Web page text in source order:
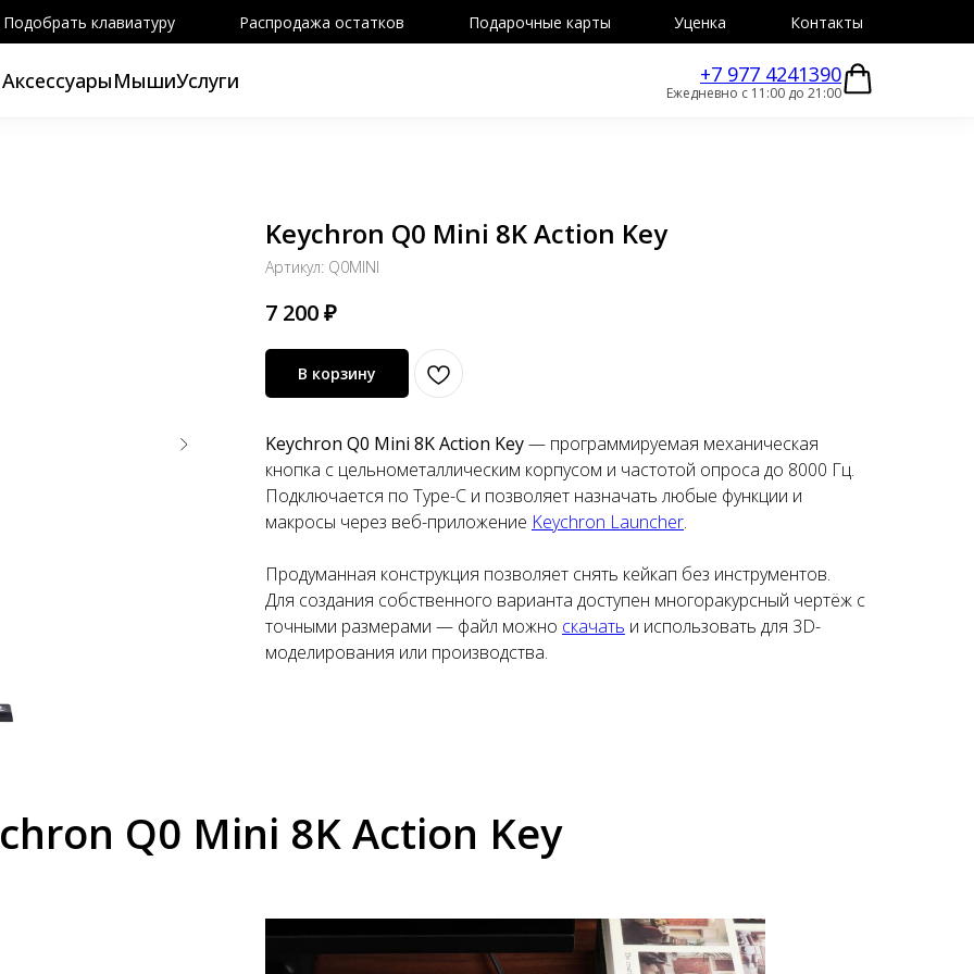
Подобрать клавиатуру Распродажа остатков Подарочные карты Уценка Контакты
АксессуарыМышиУслуги +7 977 4241390
Ежедневно с 11:00 до 21:00
Keychron Q0 Mini 8K Action Key
Артикул: Q0MINI
7 200₽
В корзину
Keychron Q0 Mini 8K Action Key— программируемая механическая
кнопка с цельнометаллическим корпусом и частотой опроса до 8000 Гц.
Подключается по Type-C и позволяет назначать любые функции и
макросы через веб-приложение Keychron Launcher.
Продуманная конструкция позволяет снять кейкап без инструментов.
Для создания собственного варианта доступен многоракурсный чертёж с
точными размерами — файл можно скачать и использовать для 3D-
моделирования или производства.
Q0 Mini 8K Action Key